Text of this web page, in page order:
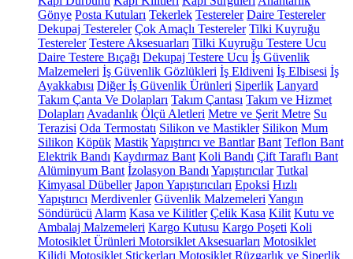
Gönye Posta Kutuları Tekerlek Testereler Daire Testereler
Dekupaj Testereler Çok Amaçlı Testereler Tilki Kuyruğu
Testereler Testere Aksesuarları Tilki Kuyruğu Testere Ucu
Daire Testere Bıçağı Dekupaj Testere Ucu İş Güvenlik
Malzemeleri İş Güvenlik Gözlükleri İş Eldiveni İş Elbisesi İş
Ayakkabısı Diğer İş Güvenlik Ürünleri Siperlik Lanyard
Takım Çanta Ve Dolapları Takım Çantası Takım ve Hizmet
Dolapları Avadanlık Ölçü Aletleri Metre ve Şerit Metre Su
Terazisi Oda Termostatı Silikon ve Mastikler Silikon Mum
Silikon Köpük MastikYapıştırıcı ve Bantlar Bant Teflon Bant
Elektrik Bandı Kaydırmaz Bant Koli Bandı Çift Taraflı Bant
Alüminyum Bant İzolasyon Bandı Yapıştırıcılar Tutkal
Kimyasal Dübeller Japon Yapıştırıcıları Epoksi Hızlı
Yapıştırıcı Merdivenler Güvenlik Malzemeleri Yangın
Söndürücü Alarm Kasa ve Kilitler Çelik Kasa Kilit Kutu ve
Ambalaj Malzemeleri Kargo Kutusu Kargo Poşeti Koli
Motosiklet Ürünleri Motorsiklet Aksesuarları Motosiklet
Kilidi Motosiklet Stickerları Motosiklet Rüzgarlık ve Siperlik